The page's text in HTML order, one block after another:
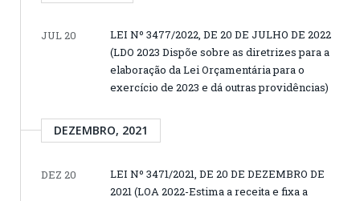
JUL 20
LEI Nº 3477/2022, DE 20 DE JULHO DE 2022
(LDO 2023 Dispõe sobre as diretrizes para a
elaboração da Lei Orçamentária para o
exercício de 2023 e dá outras providências)
DEZEMBRO, 2021
DEZ 20
LEI Nº 3471/2021, DE 20 DE DEZEMBRO DE
2021 (LOA 2022-Estima a receita e fixa a